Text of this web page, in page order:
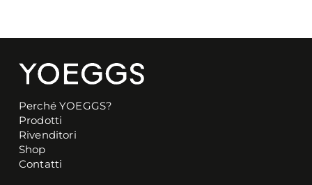
Perché YOEGGS?
Prodotti
Rivenditori
Shop
Contatti